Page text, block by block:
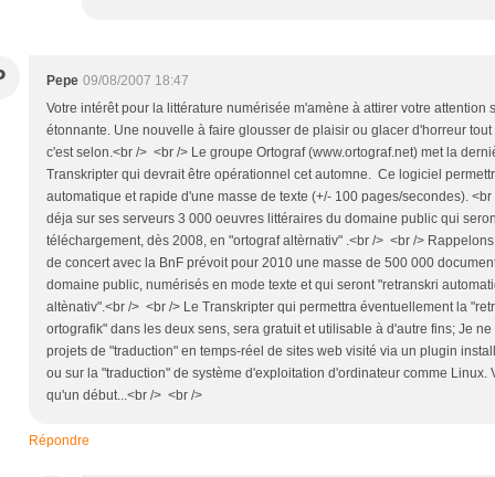
Pepe 09/08/2007 18:47
Votre intérêt pour la littérature numérisée m'amène à attirer votre attention
étonnante. Une nouvelle à faire glousser de plaisir ou glacer d'horreur
c'est selon.<br /> <br /> Le groupe Ortograf (www.ortograf.net) met la
Transkripter qui devrait être opérationnel cet automne. Ce logiciel
automatique et rapide d'une masse de texte (+/- 100 pages/secondes). <br
déja sur ses serveurs 3 000 oeuvres littéraires du domaine public qui
téléchargement, dès 2008, en "ortograf altèrnativ" .<br /> <br />
de concert avec la BnF prévoit pour 2010 une masse de 500 000
domaine public, numérisés en mode texte et qui seront "retranskri
altènativ".<br /> <br /> Le Transkripter qui permettra éventuellement la
ortografik" dans les deux sens, sera gratuit et utilisable à d'autre fins; Je
projets de "traduction" en temps-réel de sites web visité via un plugin
ou sur la "traduction" de système d'exploitation d'ordinateur comme Linux.
qu'un début...<br /> <br />
Répondre